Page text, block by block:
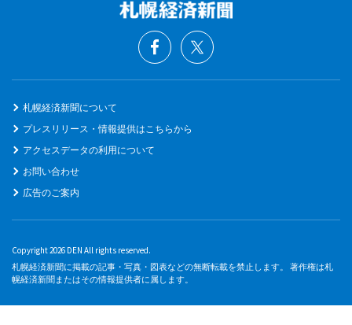
札幌経済新聞について
プレスリリース・情報提供はこちらから
アクセスデータの利用について
お問い合わせ
広告のご案内
Copyright 2026 DEN All rights reserved.
札幌経済新聞に掲載の記事・写真・図表などの無断転載を禁止します。 著作権は札
幌経済新聞またはその情報提供者に属します。